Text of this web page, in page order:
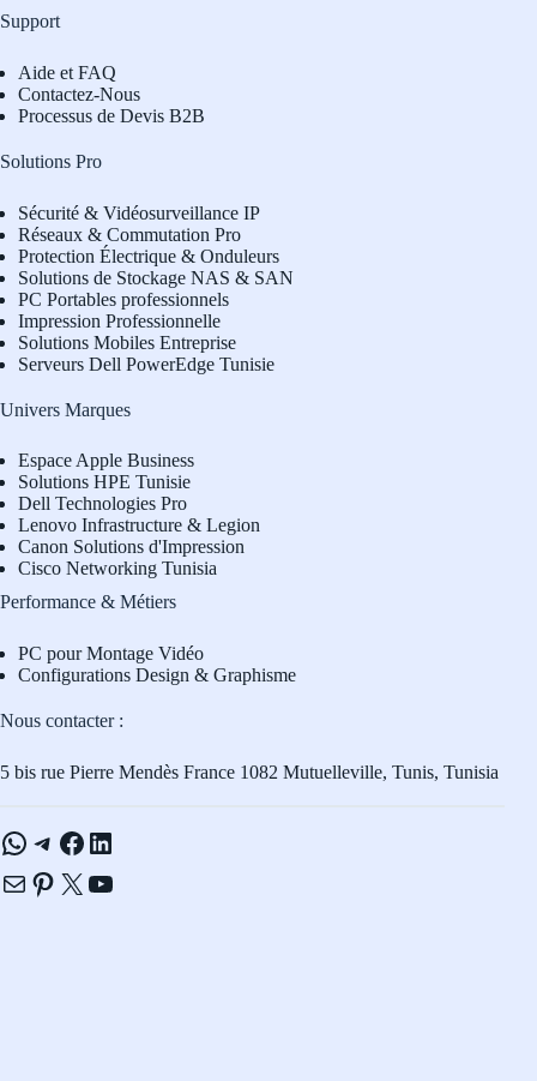
Support
Aide et FAQ
Contactez-Nous
Processus de Devis B2B
Solutions Pro
Sécurité & Vidéosurveillance IP
Réseaux & Commutation Pro
Protection Électrique & Onduleurs
Solutions de Stockage NAS & SAN
PC Portables professionnels
Impression Professionnelle
Solutions Mobiles Entreprise
Serveurs Dell PowerEdge Tunisie
Univers Marques
Espace Apple Business
Solutions HPE Tunisie
Dell Technologies Pro
Lenovo Infrastructure & Legion
Canon Solutions d'Impression
Cisco Networking Tunisia
Performance & Métiers
PC pour Montage Vidéo
Configurations Design & Graphisme
Nous contacter :
5 bis rue Pierre Mendès France 1082 Mutuelleville, Tunis, Tunisia
WhatsApp
Telegram
Facebook
LinkedIn
E-mailPinterest
X YouTube